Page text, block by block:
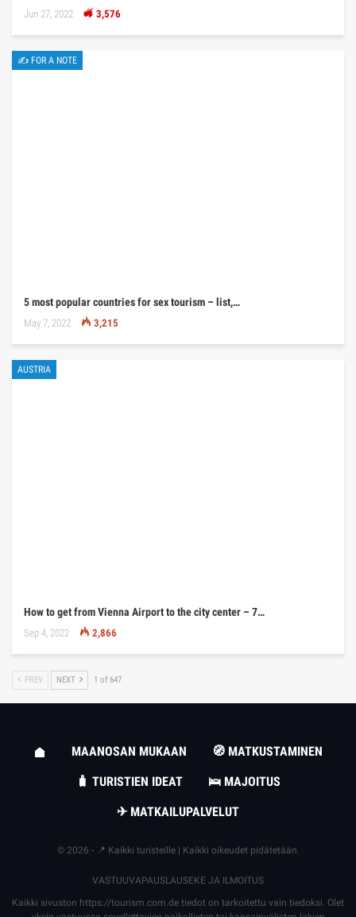
Jun 27, 2022 3,576
✍ FOR A NOTE
5 most popular countries for sex tourism – list,…
May 7, 2022 3,215
AUSTRIA
How to get from Vienna Airport to the city center – 7…
Sep 4, 2022 2,866
PREV NEXT 1 of 647
MAANOSAN MUKAAN
🧭 MATKUSTAMINEN
🧳 TURISTIEN IDEAT
🛌 MAJOITUS
✈ MATKAILUPALVELUT
© 2026 - 📍 Kaikki turisteille | Kaikki oikeudet pidätetään.
VASTUUVAPAUSLAUSEKE JA ILMOITUS
Kaikki sivuston https://tourism.com.de tiedot on tarkoitettu vain tiedoksi. Olet